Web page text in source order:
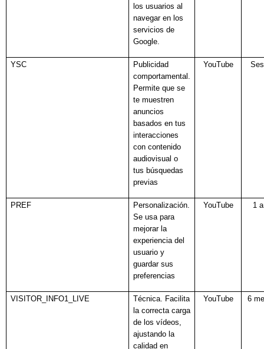
los usuarios al
navegar en los
servicios de
Google.
YSC
Publicidad
comportamental.
Permite que se
te muestren
anuncios
basados en tus
interacciones
con contenido
audiovisual o
tus búsquedas
previas
YouTube
PREF
Personalización.
Se usa para
mejorar la
experiencia del
usuario y
guardar sus
preferencias
YouTube 1
VISITOR_INFO1_LIVE
Técnica. Facilita
la correcta carga
de los vídeos,
ajustando la
calidad en
YouTube 6